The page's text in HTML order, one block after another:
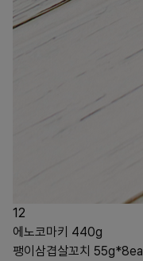
12
에노코마키 440g
팽이삼겹살꼬치 55g*8ea